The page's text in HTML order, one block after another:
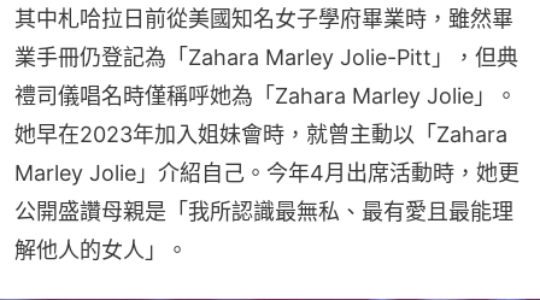
其中札哈拉日前從美國知名女子學府畢業時，雖然畢
業手冊仍登記為「Zahara Marley Jolie-Pitt」，但典
禮司儀唱名時僅稱呼她為「Zahara Marley Jolie」。
她早在2023年加入姐妹會時，就曾主動以「Zahara
Marley Jolie」介紹自己。今年4月出席活動時，她更
公開盛讚母親是「我所認識最無私、最有愛且最能理
解他人的女人」。